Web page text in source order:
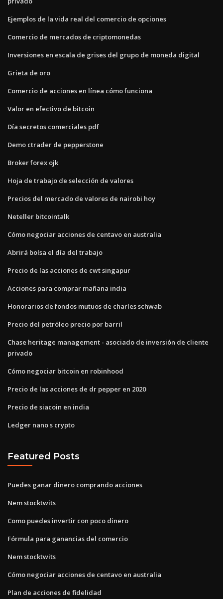
Ejemplos de la vida real del comercio de opciones
Comercio de mercados de criptomonedas
Inversiones en escala de grises del grupo de moneda digital
Grieta de oro
Comercio de acciones en línea cómo funciona
Valor en efectivo de bitcoin
Día secretos comerciales pdf
Demo ctrader de pepperstone
Broker forex ojk
Hoja de trabajo de selección de valores
Precios del mercado de valores de nairobi hoy
Neteller bitcointalk
Cómo negociar acciones de centavo en australia
Abrirá bolsa el día del trabajo
Precio de las acciones de cwt singapur
Acciones para comprar mañana india
Honorarios de fondos mutuos de charles schwab
Precio del petróleo precio por barril
Chase heritage management - asociado de inversión de cliente
privado
Cómo negociar bitcoin en robinhood
Precio de las acciones de dr pepper en 2020
Precio de siacoin en india
Ledger nano s crypto
Featured Posts
Puedes ganar dinero comprando acciones
Nem stocktwits
Como puedes invertir con poco dinero
Fórmula para ganancias del comercio
Nem stocktwits
Cómo negociar acciones de centavo en australia
Plan de acciones de fidelidad